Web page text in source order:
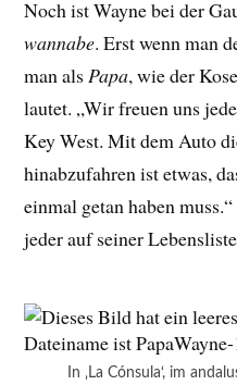
Noch ist Wayne bei der
wannabe. Erst wenn man
man alsPapa, wie der
lautet. „Wir freuen uns
Key West. Mit dem Auto
hinabzufahren ist etwas,
einmal getan haben
jeder auf seiner
In ‚La Cónsula‘, im